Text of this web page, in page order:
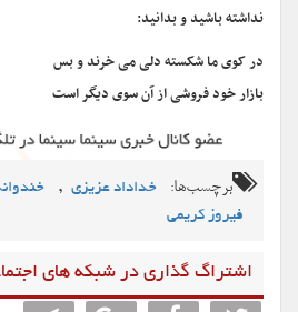
نداشته باشید و بدانید:
در کوی ما شکسته دلی می خرند و بس
بازار خود فروشی از آن سوی دیگر است
برچسب‌ها: خداداد عزیزی ,
فیروز کریمی
اشتراگ گذاری در شبکه های